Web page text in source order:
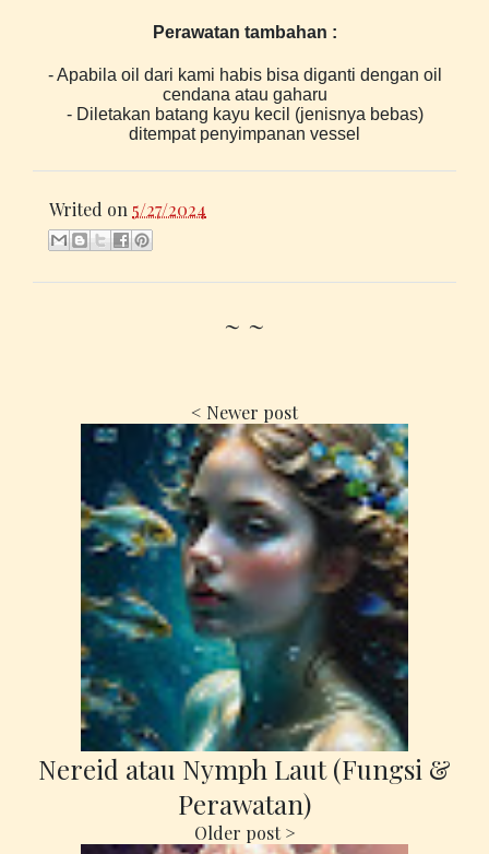
Perawatan tambahan :
- Apabila oil dari kami habis bisa diganti dengan oil
cendana atau gaharu
- Diletakan batang kayu kecil (jenisnya bebas)
ditempat penyimpanan vessel
Writed on 5/27/2024
~ ~
Nereid atau Nymph Laut (Fungsi &
Perawatan)